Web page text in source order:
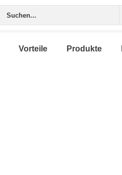
Vorteile Produkte